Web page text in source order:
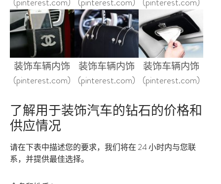
装饰车辆内饰
(pinterest.com)
装饰车辆内饰
(pinterest.com)
装饰车辆内饰
(pinterest.com)
了解用于装饰汽车的钻石的价格和
供应情况
请在下表中描述您的要求，我们将在 24 小时内与您联
系，并提供最佳选择。